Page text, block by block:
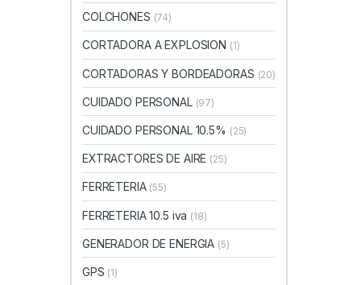
COLCHONES (74)
CORTADORA A EXPLOSION (1)
CORTADORAS Y BORDEADORAS (20)
CUIDADO PERSONAL (97)
CUIDADO PERSONAL 10.5% (25)
EXTRACTORES DE AIRE (25)
FERRETERIA (55)
FERRETERIA 10.5 iva (18)
GENERADOR DE ENERGIA (5)
GPS (1)